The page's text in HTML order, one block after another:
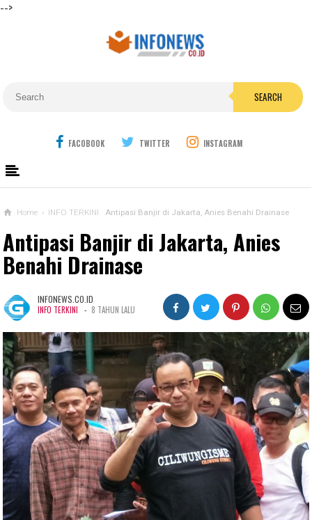
-->
SEARCH
FACOBOOK TWITTER INSTAGRAM
Home › INFO TERKINI Antipasi Banjir di Jakarta, Anies Benahi Drainase
Antipasi Banjir di Jakarta, Anies
Benahi Drainase
INFONEWS.CO.ID
INFO TERKINI - 8 TAHUN LALU